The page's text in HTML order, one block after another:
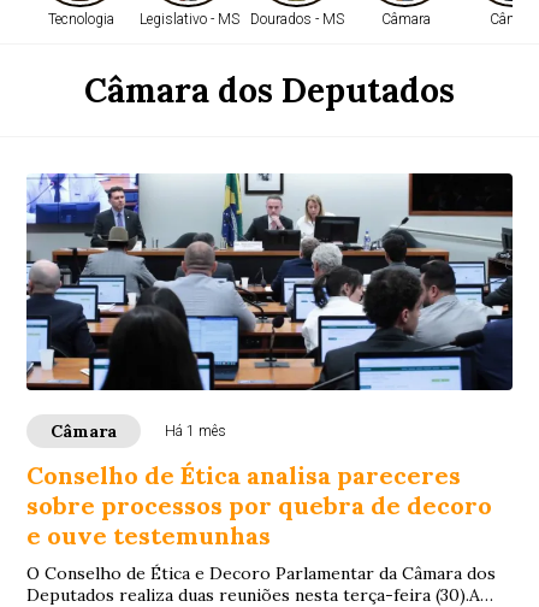
Tecnologia Legislativo - MS Dourados - MS Câmara Câmara
Câmara dos Deputados
Câmara Há 1 mês
Conselho de Ética analisa pareceres
sobre processos por quebra de decoro
e ouve testemunhas
O Conselho de Ética e Decoro Parlamentar da Câmara dos
Deputados realiza duas reuniões nesta terça-feira (30).A